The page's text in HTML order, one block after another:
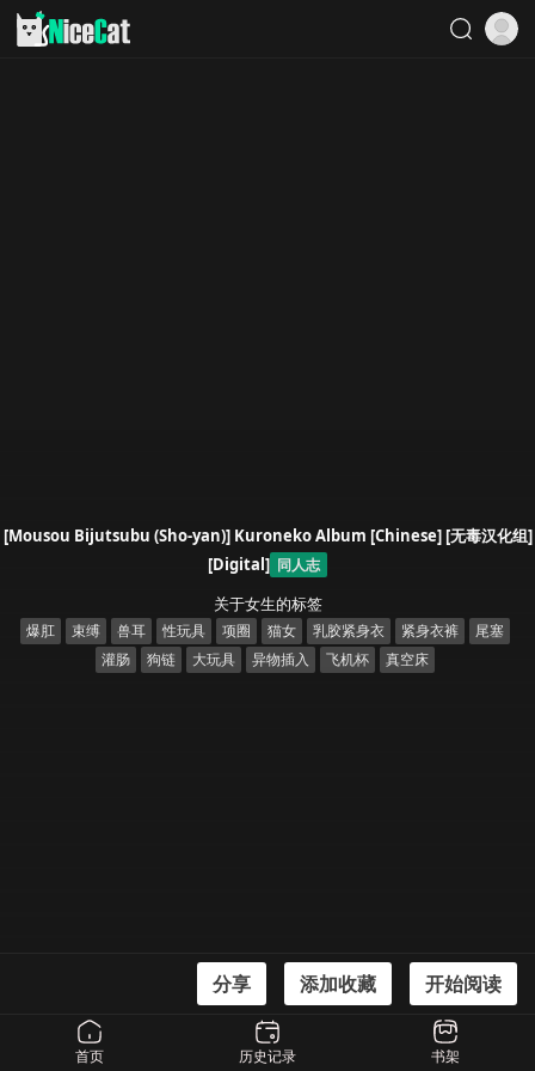
[Mousou Bijutsubu (Sho-yan)] Kuroneko Album [Chinese] [无毒汉化组]
[Digital] 同人志
关于女生的标签
爆肛 束缚 兽耳 性玩具 项圈 猫女 乳胶紧身衣 紧身衣裤
尾塞
灌肠
狗链 大玩具 异物插入 飞机杯 真空床
[Mousou Bijutsubu (Sho-yan)] Kuroneko Album [Chinese] [无毒汉化组]
分享 添加收藏 开始阅读
首页 历史记录 书架